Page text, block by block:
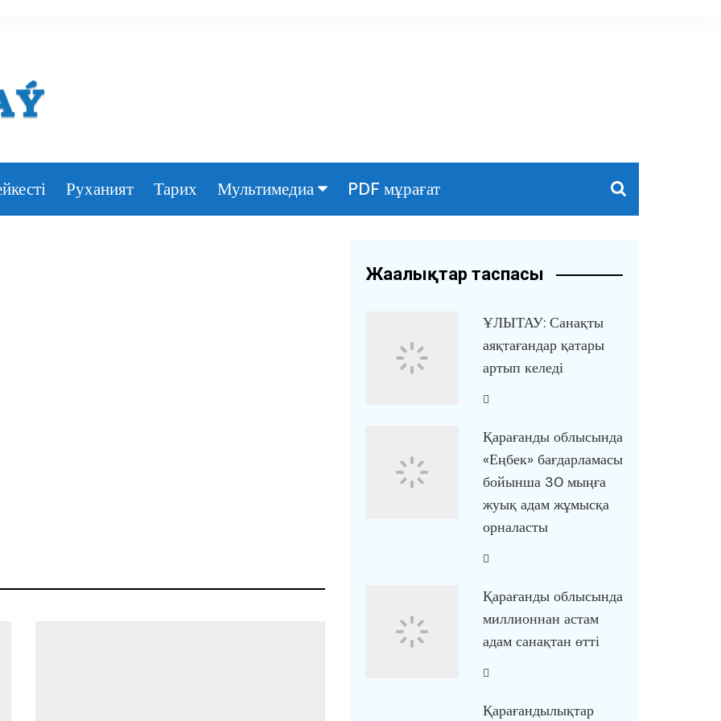
Руханият Тарих Мультимедиа PDF мұрағат
Жаңалықтар таспасы
ҰЛЫТАУ: Санақты
аяқтағандар қатары
артып келеді
Қарағанды облысында
«Еңбек» бағдарламасы
бойынша 30 мыңға
жуық адам жұмысқа
орналасты
Қарағанды облысында
миллионнан астам
адам санақтан өтті
Қарағандылықтар